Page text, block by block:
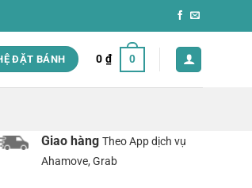
ĐẶT BÁNH 0 ₫ 0
Giao hàng Theo App dịch vụ
Ahamove, Grab